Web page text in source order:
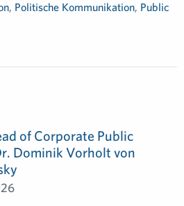
, Politische Kommunikation, Public
of Corporate Public
Dominik Vorholt von